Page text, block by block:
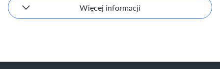
Więcej informacji